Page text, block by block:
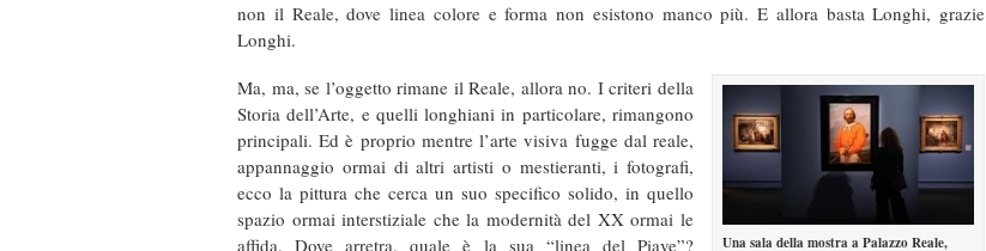
non il Reale, dove linea colore e forma non esistono manco più. E allora basta Longhi, grazie
Longhi.
Una sala della mostra a Palazzo Reale,
Ma, ma, se l’oggetto rimane il Reale, allora no. I criteri della
Storia dell’Arte, e quelli longhiani in particolare, rimangono
principali. Ed è proprio mentre l’arte visiva fugge dal reale,
appannaggio ormai di altri artisti o mestieranti, i fotografi,
ecco la pittura che cerca un suo specifico solido, in quello
spazio ormai interstiziale che la modernità del XX ormai le
affida. Dove arretra, quale è la sua “linea del Piave”?